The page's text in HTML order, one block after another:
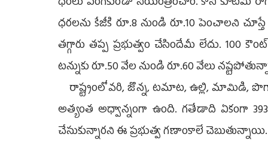
ధరలను కేజీకి రూ.8 నుండి రూ.10 పెంచాలని
తగ్గారు తప్ప ప్రభుత్వం చేసిందేమీ లేదు. 100
టన్నుకు రూ.50 వేల నుండి రూ.60 వేలు
రాష్ట్రంలో వరి, జొన్న, టమాట, ఉల్లి, మామిడి,
అత్యంత అధ్వాన్నంగా ఉంది. గతేడాది ఏకంగా
చేసుకున్నారని ఈ ప్రభుత్వ గణాంకాలే చెబుతున్నాయి.